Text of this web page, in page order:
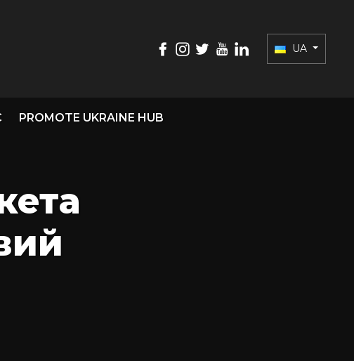
UA
PROMOTE UKRAINE HUB